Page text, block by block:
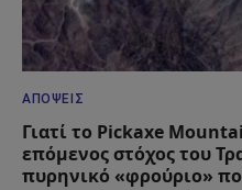
ΑΠΌΨΕΙΣ
Γιατί το Pickaxe
επόμενος στόχος του
πυρηνικό «φρούριο»